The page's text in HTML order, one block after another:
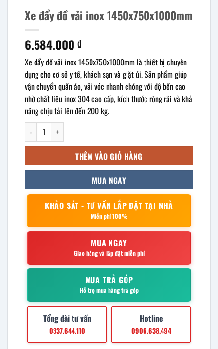
Xe đẩy đồ vải inox 1450x750x1000mm
6.584.000 ₫
Xe đẩy đồ vải inox 1450x750x1000mm là thiết bị chuyên
dụng cho cơ sở y tế, khách sạn và giặt ủi. Sản phẩm giúp
vận chuyển quần áo, vải vóc nhanh chóng với độ bền cao
nhờ chất liệu inox 304 cao cấp, kích thước rộng rãi và khả
năng chịu tải lên đến 200 kg.
Xe đẩy đồ vải inox 1450x750x1000mm số lượng
THÊM VÀO GIỎ HÀNG
MUA NGAY
KHẢO SÁT - TƯ VẤN LẮP ĐẶT TẠI NHÀ
Miễn phí 100%
MUA NGAY
Giao hàng và lắp đặt miễn phí
MUA TRẢ GÓP
Hỗ trợ mua hàng trả góp
Tổng đài tư vấn
0337.644.110
Hotline
0906.638.494